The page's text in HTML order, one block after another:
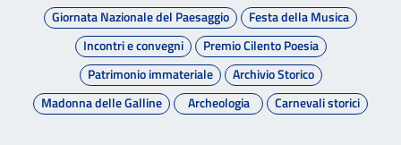
Giornata Nazionale del Paesaggio
Festa della Musica
Incontri e convegni
Premio Cilento Poesia
Patrimonio immateriale
Archivio Storico
Madonna delle Galline
Archeologia Carnevali storici